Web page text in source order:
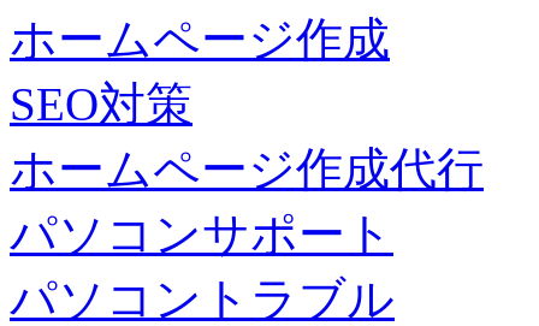
ホームページ作成
SEO対策
ホームページ作成代行
パソコンサポート
パソコントラブル